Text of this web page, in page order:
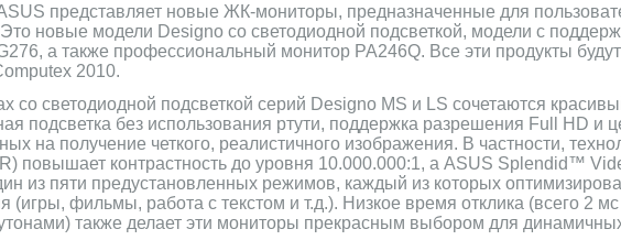
представляет новые ЖК-мониторы, предназначенные для
Это новые модели Designo со светодиодной подсветкой, модели с
а также профессиональный монитор PA246Q. Все эти продукты
2010.
со светодиодной подсветкой серий Designo MS и LS сочетаются
подсветка без использования ртути, поддержка разрешения Full HD и
на получение четкого, реалистичного изображения. В частности,
повышает контрастность до уровня 10.000.000:1, а ASUS Splendid™
из пяти предустановленных режимов, каждый из которых
(игры, фильмы, работа с текстом и т.д.). Низкое время отклика (всего 2
также делает эти мониторы прекрасным выбором для